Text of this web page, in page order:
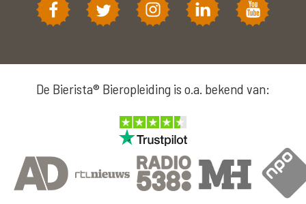
De Bierista® Bieropleiding is o.a. bekend van: